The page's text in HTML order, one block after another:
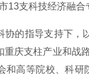
13支科技经济融
的指导支持下，
庆支柱产业和战
和高等院校、科